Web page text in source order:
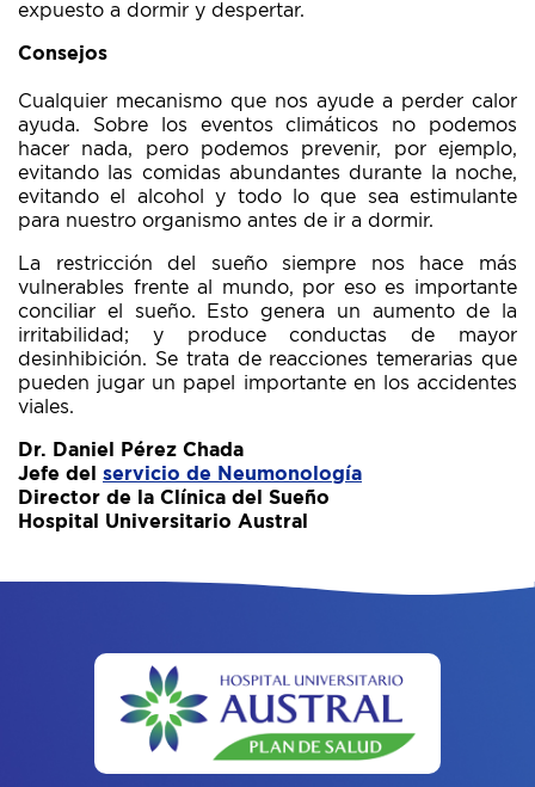
expuesto a dormir y despertar.
Consejos
Cualquier mecanismo que nos ayude a perder calor
ayuda. Sobre los eventos climáticos no podemos
hacer nada, pero podemos prevenir, por ejemplo,
evitando las comidas abundantes durante la noche,
evitando el alcohol y todo lo que sea estimulante
para nuestro organismo antes de ir a dormir.
La restricción del sueño siempre nos hace más
vulnerables frente al mundo, por eso es importante
conciliar el sueño. Esto genera un aumento de la
irritabilidad; y produce conductas de mayor
desinhibición. Se trata de reacciones temerarias que
pueden jugar un papel importante en los accidentes
viales.
Dr. Daniel Pérez Chada
Jefe del servicio de Neumonología
Director de la Clínica del Sueño
Hospital Universitario Austral